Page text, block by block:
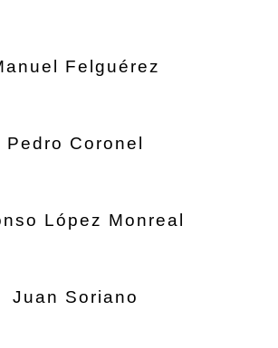
Felguérez
Pedro Coronel
López Monreal
Juan Soriano